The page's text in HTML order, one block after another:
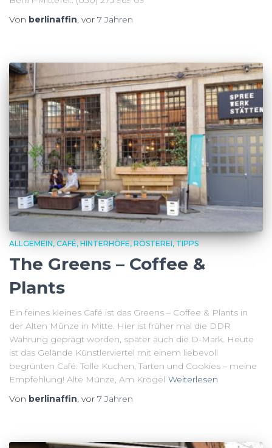
Von berlinaffin , vor 7 Jahren
ALLGEMEIN CAFÉ HINTERHÖFE RÖSTEREI TIPPS
The Greens – Coffee &
Plants
Ein feines kleines Café ist das Greens – Coffee & Plants in
der Alten Münze in Mitte. Hier ist früher mal die DDR
Währung geprägt worden, später auch die D-Mark. Heute
ist das Gelände Künstlerviertel mit einem liebevoll
begrünten Café. Tolle Kuchen, Tarten und Cookies – meine
Empfehlung! Alte Münze, Am Krögel Weiterlesen
Von berlinaffin, vor 7 Jahren